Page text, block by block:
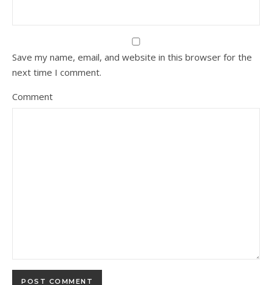
Save my name, email, and website in this browser for the
next time I comment.
Comment